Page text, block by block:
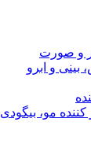
و صورت
و ابرو
مو، بیگودی